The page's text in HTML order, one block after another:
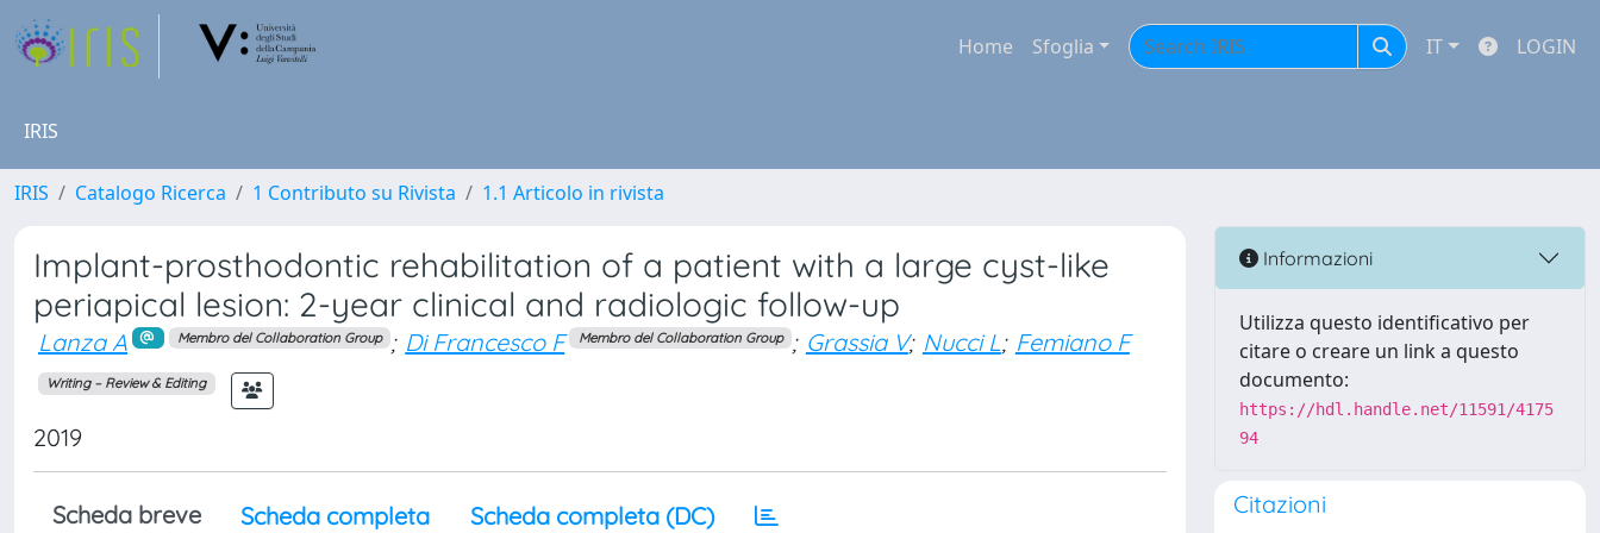
Home Sfoglia IT LOGIN
IRIS
IRIS Catalogo Ricerca 1 Contributo su Rivista 1.1 Articolo in rivista
Implant-prosthodontic rehabilitation of a patient with a large cyst-like
periapical lesion: 2-year clinical and radiologic follow-up
Lanza A Membro del Collaboration Group ; Di Francesco F Membro del Collaboration Group ; Grassia V; Nucci L; Femiano F
Writing – Review & Editing
2019
Scheda breve Scheda completa Scheda completa (DC)
Informazioni
Utilizza questo identificativo per
citare o creare un link a questo
documento:
https://hdl.handle.net/11591/4175
94
Citazioni